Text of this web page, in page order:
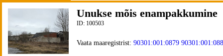
Unukse mõis enampakkumine
ID: 100503
Vaata maaregistrist: 90301:001:0879